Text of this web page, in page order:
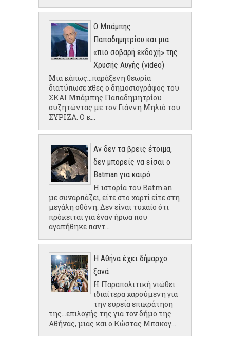
Ο Μπάμπης
Παπαδημητρίου και μια
«πιο σοβαρή εκδοχή» της
Χρυσής Αυγής (video)
Μια κάπως...παράξενη θεωρία
διατύπωσε χθες ο δημοσιογράφος του
ΣΚΑΙ Μπάμπης Παπαδημητρίου
συζητώντας με τον Γιάννη Μηλιό του
ΣΥΡΙΖΑ. Ο κ...
Αν δεν τα βρεις έτοιμα,
δεν μπορείς να είσαι ο
Batman για καιρό
Η ιστορία του Batman
με συναρπάζει, είτε στο χαρτί είτε στη
μεγάλη οθόνη. Δεν είναι τυχαίο ότι
πρόκειται για έναν ήρωα που
αγαπήθηκε παντ...
Η Αθήνα έχει δήμαρχο
ξανά
Η Παραπολιτική νιώθει
ιδιαίτερα χαρούμενη για
την ευρεία επικράτηση
της...επιλογής της για τον δήμο της
Αθήνας, μιας και ο Κώστας Μπακογ...